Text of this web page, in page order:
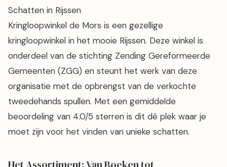
Schatten in Rijssen
Kringloopwinkel de Mors is een gezellige
kringloopwinkel in het mooie Rijssen. Deze winkel is
onderdeel van de stichting Zending Gereformeerde
Gemeenten (ZGG) en steunt het werk van deze
organisatie met de opbrengst van de verkochte
tweedehands spullen. Met een gemiddelde
beoordeling van 4.0/5 sterren is dit dé plek waar je
moet zijn voor het vinden van unieke schatten.